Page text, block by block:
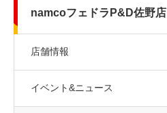
namcoフェドラP&D佐野店
店舗情報
イベント&ニュース